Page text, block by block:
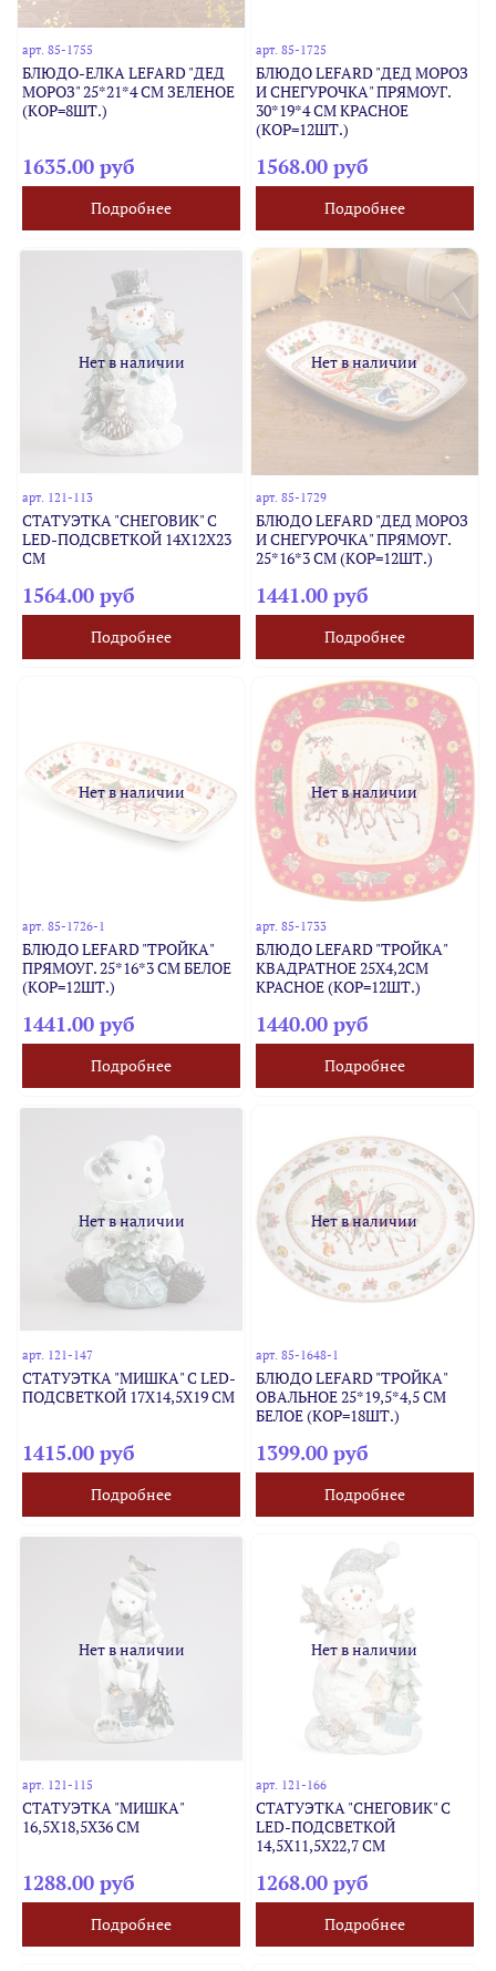
арт.85-1755
БЛЮДО-ЕЛКА LEFARD "ДЕД
МОРОЗ" 25*21*4 СМ ЗЕЛЕНОЕ
(КОР=8ШТ.)
1635.00 руб
Подробнее
арт. 85-1725
БЛЮДО LEFARD "ДЕД МОРОЗ
И СНЕГУРОЧКА" ПРЯМОУГ.
30*19*4 СМ КРАСНОЕ
(КОР=12ШТ.)
1568.00 руб
Подробнее
Нет в наличии
арт. 121-113
СТАТУЭТКА "СНЕГОВИК" С
LED-ПОДСВЕТКОЙ 14Х12Х23
СМ
1564.00 руб
Подробнее
Нет в наличии
арт. 85-1729
БЛЮДО LEFARD "ДЕД МОРОЗ
И СНЕГУРОЧКА" ПРЯМОУГ.
25*16*3 СМ (КОР=12ШТ.)
1441.00 руб
Подробнее
Нет в наличии
арт.85-1726-1
БЛЮДО LEFARD "ТРОЙКА"
ПРЯМОУГ. 25*16*3 СМ БЕЛОЕ
(КОР=12ШТ.)
1441.00 руб
Подробнее
Нет в наличии
арт. 85-1733
БЛЮДО LEFARD "ТРОЙКА"
КВАДРАТНОЕ 25X4,2CM
КРАСНОЕ (КОР=12ШТ.)
1440.00 руб
Подробнее
Нет в наличии
арт. 121-147
СТАТУЭТКА "МИШКА" С LED-
ПОДСВЕТКОЙ 17Х14,5Х19 СМ
1415.00 руб
Подробнее
Нет в наличии
арт. 85-1648-1
БЛЮДО LEFARD "ТРОЙКА"
ОВАЛЬНОЕ 25*19,5*4,5 СМ
БЕЛОЕ (КОР=18ШТ.)
1399.00 руб
Подробнее
Нет в наличии
арт. 121-115
СТАТУЭТКА "МИШКА"
16,5Х18,5Х36 СМ
1288.00 руб
Подробнее
Нет в наличии
арт. 121-166
СТАТУЭТКА "СНЕГОВИК" С
LED-ПОДСВЕТКОЙ
14,5Х11,5Х22,7 СМ
1268.00 руб
Подробнее